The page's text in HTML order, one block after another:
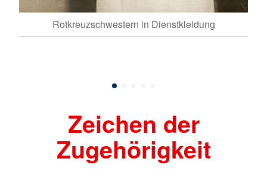
Rotkreuzschwestern in Dienstkleidung
Zeichen der
Zugehörigkeit